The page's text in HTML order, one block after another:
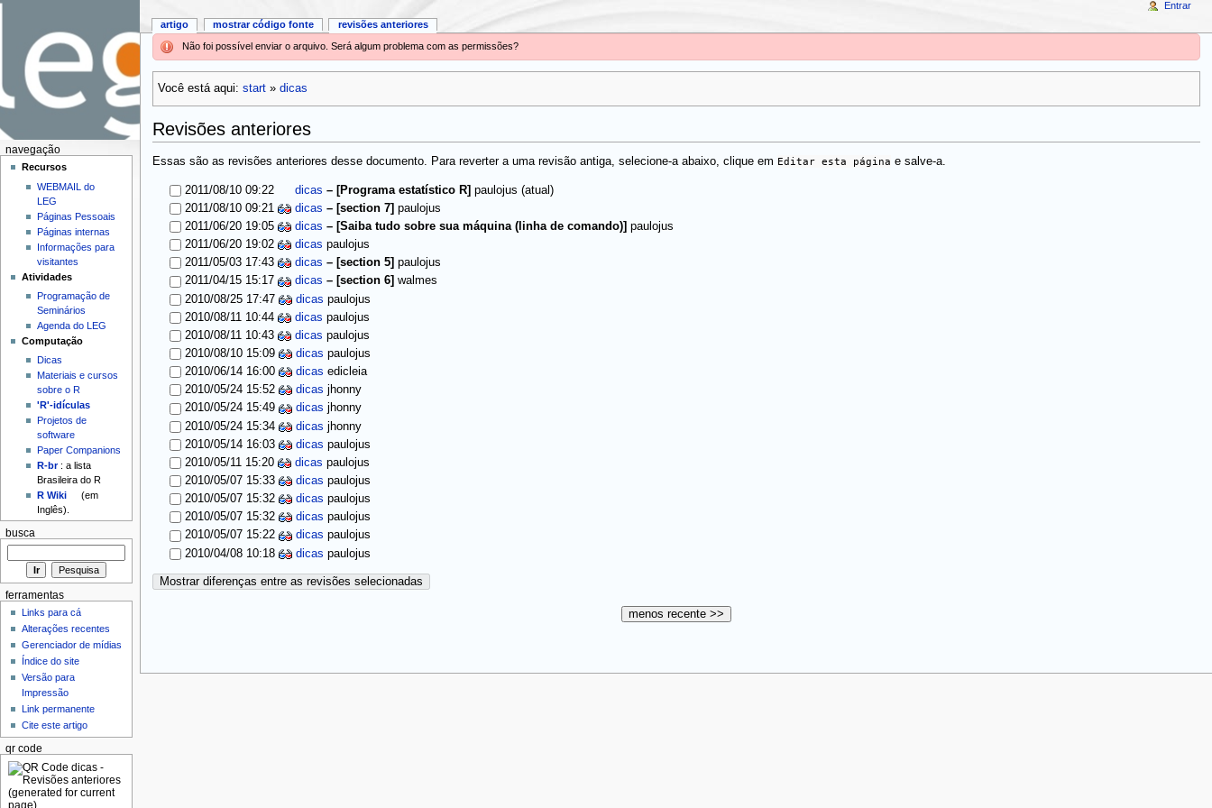
Não foi possível enviar o arquivo. Será algum problema com as permissões?
Você está aqui: start» dicas
Revisões anteriores
Essas são as revisões anteriores desse documento. Para reverter a uma revisão antiga, selecione-a abaixo, clique em Editar esta página e salve-a.
2011/08/10 09:22 dicas – [Programa estatístico R] paulojus (atual)
2011/08/10 09:21
dicas – [section 7] paulojus
2011/06/20 19:05
dicas – [Saiba tudo sobre sua máquina (linha de comando)] paulojus
2011/06/20 19:02
dicas paulojus
2011/05/03 17:43
dicas – [section 5] paulojus
2011/04/15 15:17
dicas – [section 6] walmes
2010/08/25 17:47
dicas paulojus
2010/08/11 10:44
dicas paulojus
2010/08/11 10:43
dicas paulojus
2010/08/10 15:09
dicas paulojus
2010/06/14 16:00
dicas edicleia
2010/05/24 15:52
dicas jhonny
2010/05/24 15:49
dicas jhonny
2010/05/24 15:34
dicas jhonny
2010/05/14 16:03
dicas paulojus
2010/05/11 15:20
dicas paulojus
2010/05/07 15:33
dicas paulojus
2010/05/07 15:32
dicas paulojus
2010/05/07 15:32
dicas paulojus
2010/05/07 15:22
dicas paulojus
2010/04/08 10:18
dicas paulojus
Mostrar diferenças entre as revisões selecionadas
menos recente >>
artigo mostrar código fonte revisões anteriores
Entrar
navegação
Recursos
WEBMAIL do
LEG
Páginas Pessoais
Páginas internas
Informações para
visitantes
Atividades
Programação de
Seminários
Agenda do LEG
Computação
Dicas
Materiais e cursos
sobre o R
'R'-idículas
Projetos de
software
Paper Companions
R-br: a lista
Brasileira do R
R Wiki
(em
Inglês).
busca
ferramentas
Links para cá
Alterações recentes
Gerenciador de mídias
Índice do site
Versão para
Impressão
Link permanente
Cite este artigo
qr code